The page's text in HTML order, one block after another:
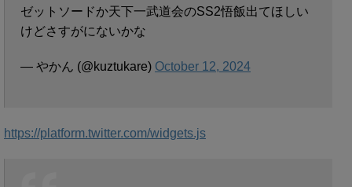
ゼットソードか天下一武道会のSS2悟飯出てほしい
けどさすがにないかな
— やかん (@kuztukare) October 12, 2024
https://platform.twitter.com/widgets.js